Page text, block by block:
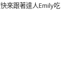
來跟著達人Emily吃